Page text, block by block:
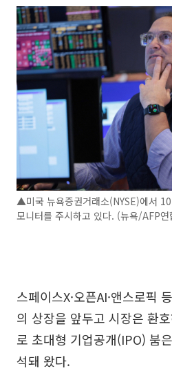
▲미국 뉴욕증권거래소(NYSE)에서
모니터를 주시하고 있다. (뉴욕/AFP연
스페이스X·오픈AI·앤스로픽
의 상장을 앞두고 시장은 환
로 초대형 기업공개(IPO) 붐
석돼 왔다.